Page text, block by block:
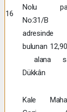
16
Nolu
No:31/B
adresinde
bulunan
alana
Dükkân
Kale